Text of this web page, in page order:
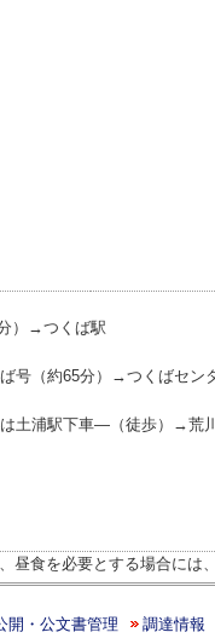
）→つくば駅
号（約65分）→つくばセン
土浦駅下車―（徒歩）→荒
昼食を必要とする場合には
開・公文書管理 調達情報